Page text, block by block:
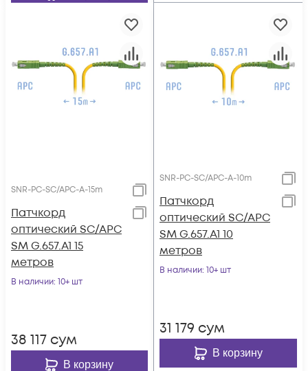
SNR-PC-SC/APC-A-15m
Патчкорд
оптический SC/APC
SM G.657.A1 15
метров
В наличии: 10+ шт
38 117 сум
В корзину
SNR-PC-SC/APC-A-10m
Патчкорд
оптический SC/APC
SM G.657.A1 10
метров
В наличии: 10+ шт
31 179 сум
В корзину